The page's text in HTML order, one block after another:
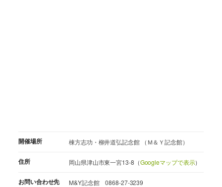
開催場所 棟方志功・柳井道弘記念館 （Ｍ＆Ｙ記念館）
住所 岡山県津山市東一宮13-8（Googleマップで表示）
お問い合わせ先 M&Y記念館 0868-27-3239